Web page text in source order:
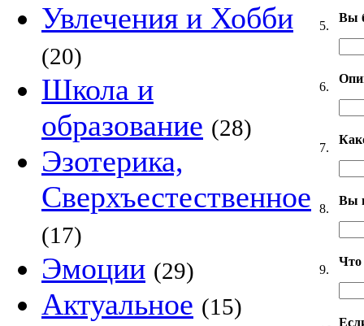
Увлечения и Хобби
(20)
Школа и
образование (28)
Эзотерика,
Сверхъестественное
(17)
Эмоции (29)
Актуальное (15)
5.
Вы
6.
7.
8.
Вы
9.
Что